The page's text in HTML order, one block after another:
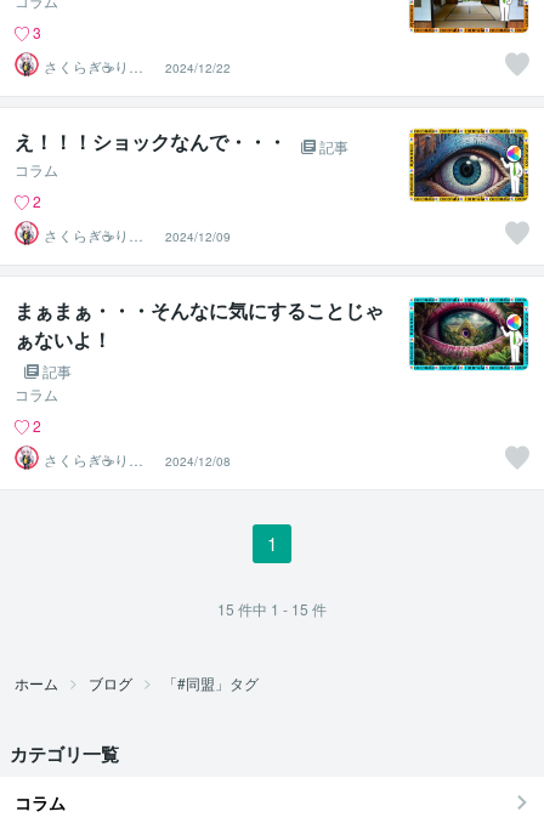
3
さくらぎ☕りょ
う⛎癒やし電話
相談サロン
2024/12/22
え！！！ショックなんで・・・
記事
コラム
2
さくらぎ☕りょ
う⛎癒やし電話
相談サロン
2024/12/09
まぁまぁ・・・そんなに気にすることじゃ
ぁないよ！
記事
コラム
2
さくらぎ☕りょ
う⛎癒やし電話
相談サロン
2024/12/08
1
15 件中 1 - 15 件
ホーム ブログ 「#同盟」タグ
カテゴリ一覧
コラム